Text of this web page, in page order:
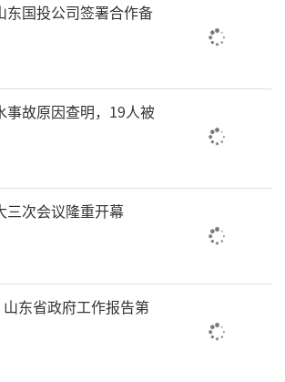
东国投公司签署合作备
事故原因查明，19人被
三次会议隆重开幕
东省政府工作报告第